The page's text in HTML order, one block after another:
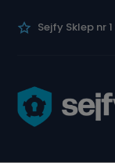
Sejfy Sklep nr